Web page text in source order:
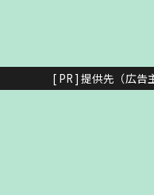
[ PR ] 提供先（広